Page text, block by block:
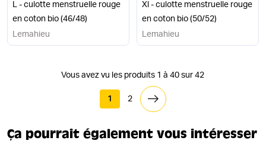
L - culotte menstruelle rouge
en coton bio (46/48)
Lemahieu
Xl - culotte menstruelle rouge
en coton bio (50/52)
Lemahieu
Vous avez vu les produits 1 à 40 sur 42
1 2
Ça pourrait également vous intéresser